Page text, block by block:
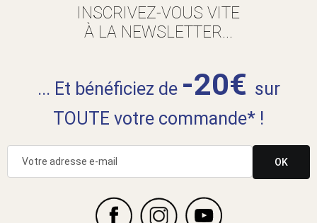
INSCRIVEZ-VOUS VITE
À LA NEWSLETTER...
... Et bénéficiez de -20€ sur
TOUTE votre commande* !
OK